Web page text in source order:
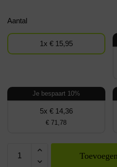
Aantal
1x € 15,95
Je bespaart 10%
5x € 14,36
€ 71,78